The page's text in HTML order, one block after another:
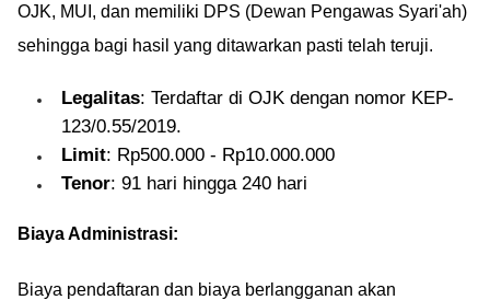
OJK, MUI, dan memiliki DPS (Dewan Pengawas Syari'ah)
sehingga bagi hasil yang ditawarkan pasti telah teruji.
Legalitas: Terdaftar di OJK dengan nomor KEP-
123/0.55/2019.
Limit: Rp500.000 - Rp10.000.000
Tenor: 91 hari hingga 240 hari
Biaya Administrasi:
Biaya pendaftaran dan biaya berlangganan akan